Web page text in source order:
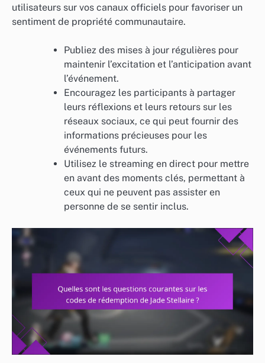
utilisateurs sur vos canaux officiels pour favoriser un
sentiment de propriété communautaire.
Publiez des mises à jour régulières pour
maintenir l’excitation et l’anticipation avant
l’événement.
Encouragez les participants à partager
leurs réflexions et leurs retours sur les
réseaux sociaux, ce qui peut fournir des
informations précieuses pour les
événements futurs.
Utilisez le streaming en direct pour mettre
en avant des moments clés, permettant à
ceux qui ne peuvent pas assister en
personne de se sentir inclus.